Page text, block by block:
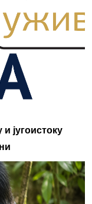
југоистоку